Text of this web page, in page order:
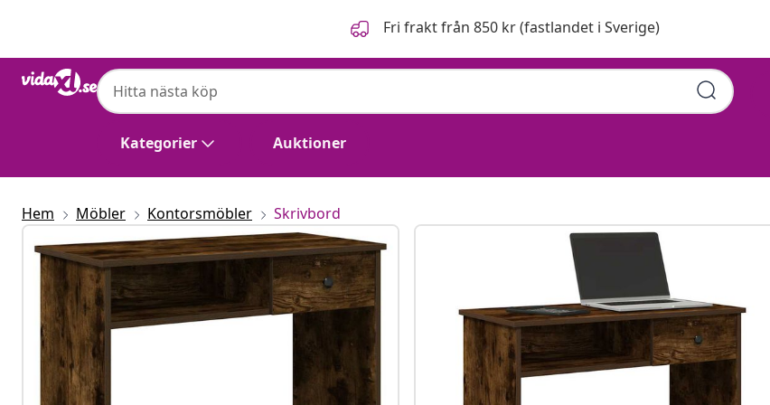
Fri frakt från 850 kr (fastlandet i Sverige)
Kategorier Auktioner
Hem Möbler Kontorsmöbler Skrivbord